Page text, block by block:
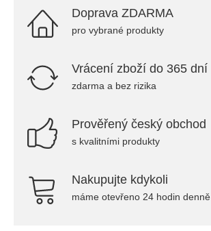
Doprava ZDARMA
pro vybrané produkty
Vrácení zboží do 365 dní
zdarma a bez rizika
Prověřený český obchod
s kvalitními produkty
Nakupujte kdykoli
máme otevřeno 24 hodin denně